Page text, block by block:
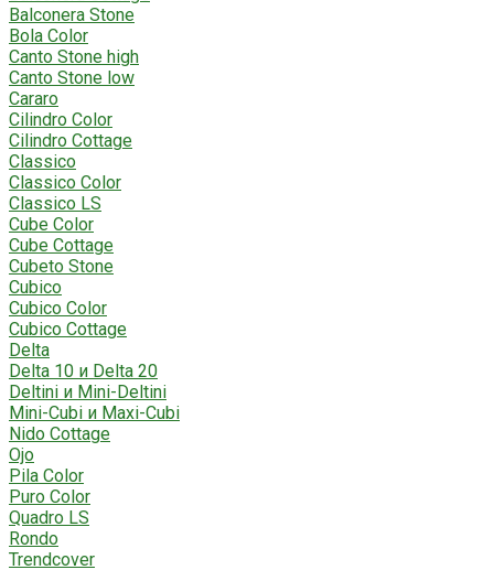
Balconera Stone
Bola Color
Canto Stone high
Canto Stone low
Cararo
Cilindro Color
Cilindro Cottage
Classico
Classico Color
Classico LS
Cube Color
Cube Cottage
Cubeto Stone
Cubico
Cubico Color
Cubico Cottage
Delta
Delta 10 и Delta 20
Deltini и Mini-Deltini
Mini-Cubi и Maxi-Cubi
Nido Cottage
Ojo
Pila Color
Puro Color
Quadro LS
Rondo
Trendcover